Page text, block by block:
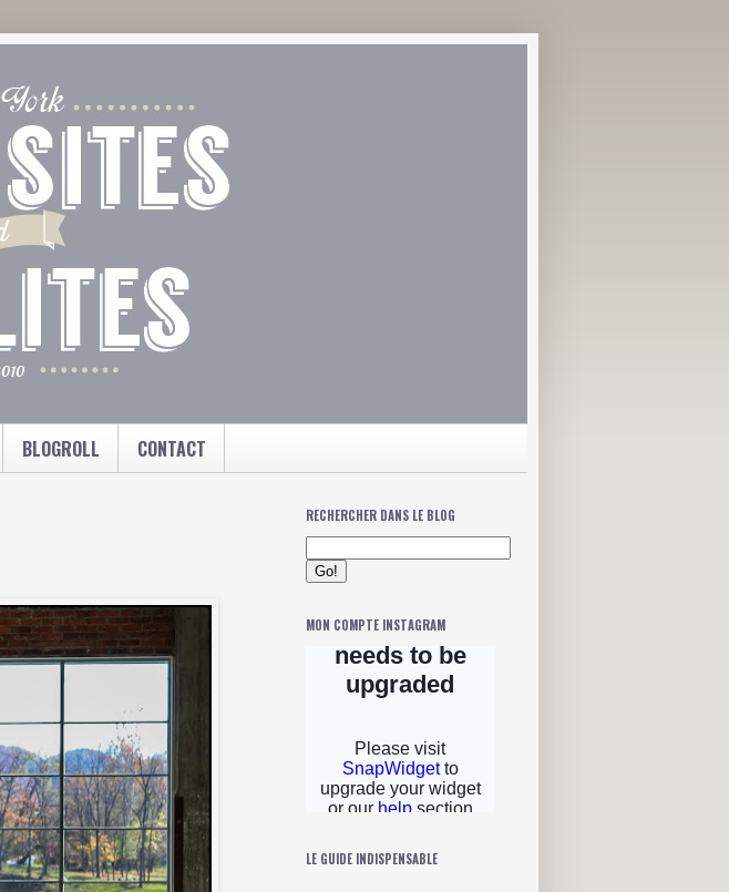
BLOGROLL CONTACT
RECHERCHER DANS LE BLOG
MON COMPTE INSTAGRAM
LE GUIDE INDISPENSABLE